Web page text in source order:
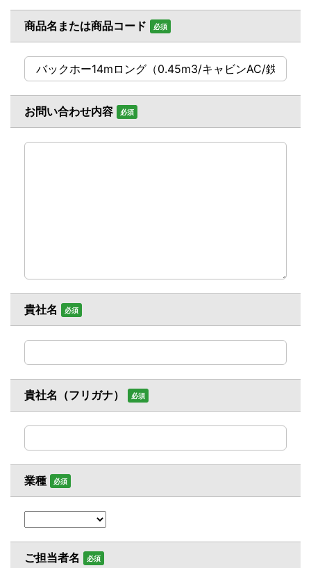
商品名または商品コード 必須
お問い合わせ内容 必須
貴社名 必須
貴社名（フリガナ） 必須
業種 必須
ご担当者名 必須